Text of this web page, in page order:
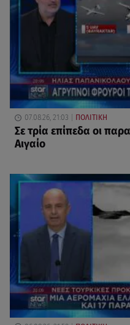
07.08.26, 21:03 ΠΟΛΙΤΙΚΗ
Σε τρία επίπεδα οι
Αιγαίο